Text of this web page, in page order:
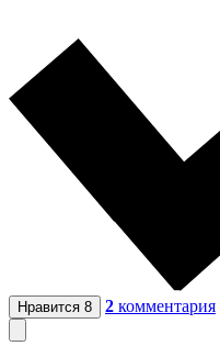
Нравится 8 2 комментария